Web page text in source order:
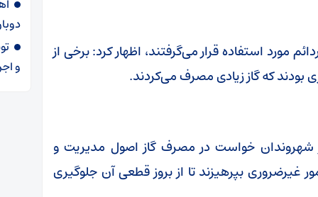
مورد استفاده قرار می‌گرفتند، اظهار کرد: برخی از
بودند که گاز زیادی مصرف می‌کردند.
خواست در مصرف گاز اصول مدیریت و
غیرضروری بپرهیزند تا از بروز قطعی آن جلوگیری
و